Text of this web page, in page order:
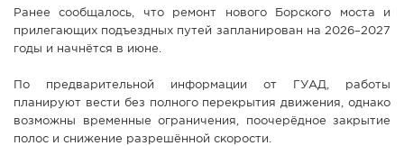
Ранее сообщалось, что ремонт нового Борского моста и
прилегающих подъездных путей запланирован на 2026–2027
годы и начнётся в июне.
По предварительной информации от ГУАД, работы
планируют вести без полного перекрытия движения, однако
возможны временные ограничения, поочерёдное закрытие
полос и снижение разрешённой скорости.